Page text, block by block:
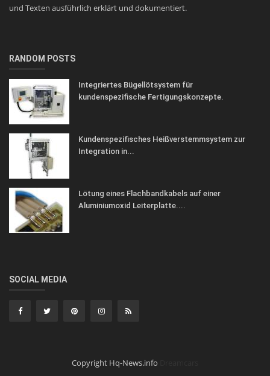
und Texten ausführlich erklärt und dokumentiert.
RANDOM POSTS
Integriertes Bügellötsystem für
kundenspezifische Fertigungskonzepte.
Kundenspezifisches Heißverstemmsystem zur
Integration in...
Lötung eines Flachbandkabels auf einer
Aluminiumoxid Leiterplatte....
SOCIAL MEDIA
Copyright Hq-News.info